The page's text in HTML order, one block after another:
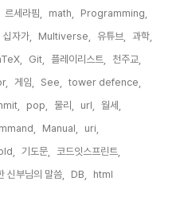
르세라핌, math,
Programming,
십자가, Multiverse, 유튜브,
과학,
Git, 플레이리스트,
천주교,
게임, See,
tower defence,
pop, 물리, url,
월세,
Manual,
uri,
기도문,
코드잇스프린트,
신부님의 말씀, DB, html,